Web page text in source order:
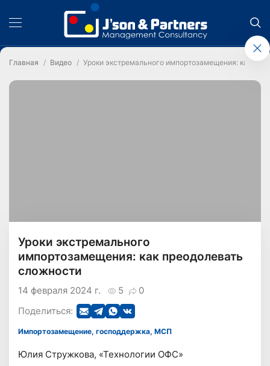
Главная Видео Уроки экстремального импортозамещения: как
Уроки экстремального
импортозамещения: как преодолевать
сложности
5 0
14 февраля 2024 г.
Поделиться:
Импортозамещение, господдержка, МСП
Юлия Стружкова, «Технологии ОФС»